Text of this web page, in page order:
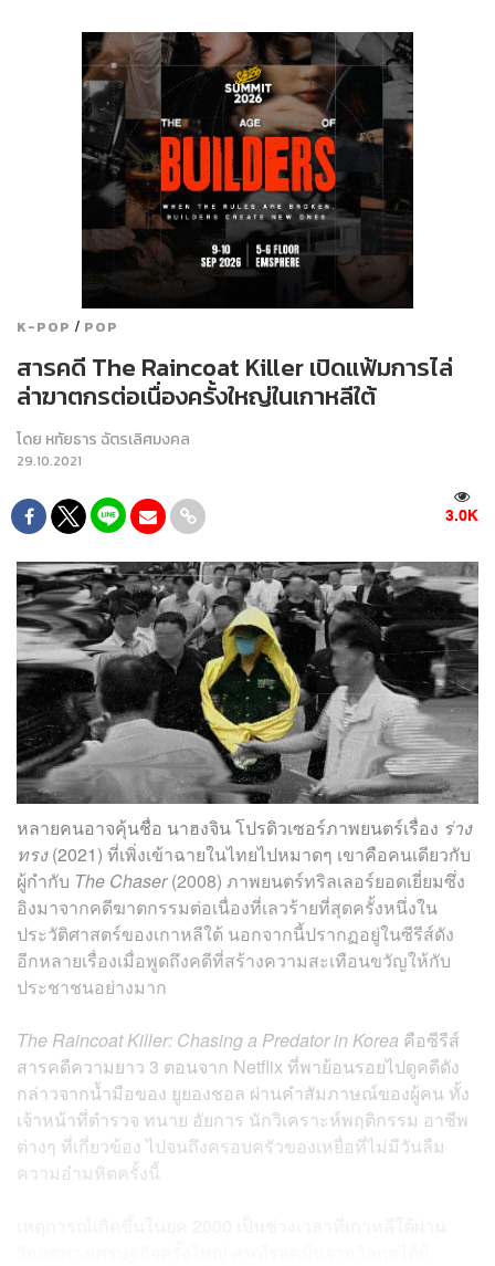
K-POP / POP
สารคดี The Raincoat Killer เปิดแฟ้มการไล่
ล่าฆาตกรต่อเนื่องครั้งใหญ่ในเกาหลีใต้
โดย หทัยธาร ฉัตรเลิศมงคล
29.10.2021
3.0K
หลายคนอาจคุ้นชื่อ นาฮงจิน โปรดิวเซอร์ภาพยนตร์เรื่อง ร่าง
ทรง(2021) ที่เพิ่งเข้าฉายในไทยไปหมาดๆ เขาคือคนเดียวกับ
ผู้กำกับ The Chaser(2008) ภาพยนตร์ทริลเลอร์ยอดเยี่ยมซึ่ง
อิงมาจากคดีฆาตกรรมต่อเนื่องที่เลวร้ายที่สุดครั้งหนึ่งใน
ประวัติศาสตร์ของเกาหลีใต้ นอกจากนี้ปรากฏอยู่ในซีรีส์ดัง
อีกหลายเรื่องเมื่อพูดถึงคดีที่สร้างความสะเทือนขวัญให้กับ
ประชาชนอย่างมาก
The Raincoat Killer: Chasing a Predator in Korea คือซีรีส์
สารคดีความยาว 3 ตอนจาก Netflix ที่พาย้อนรอยไปดูคดีดัง
กล่าวจากน้ำมือของ ยูยองชอล ผ่านคำสัมภาษณ์ของผู้คน ทั้ง
เจ้าหน้าที่ตำรวจ ทนาย อัยการ นักวิเคราะห์พฤติกรรม อาชีพ
ต่างๆ ที่เกี่ยวข้อง ไปจนถึงครอบครัวของเหยื่อที่ไม่มีวันลืม
ความอำมหิตครั้งนี้